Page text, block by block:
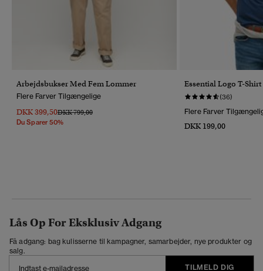
Arbejdsbukser Med Fem Lommer
Flere Farver Tilgængelige
DKK 399,50Pris Nedsat Fra
DKK 799,00Til
Du Sparer 50%
Essential Logo T-Shirt
(36)
Flere Farver
DKK 199,00
Lås Op For Eksklusiv Adgang
Få adgang: bag kulisserne til kampagner, samarbejder, nye produkter og
salg.
TILMELD DIG